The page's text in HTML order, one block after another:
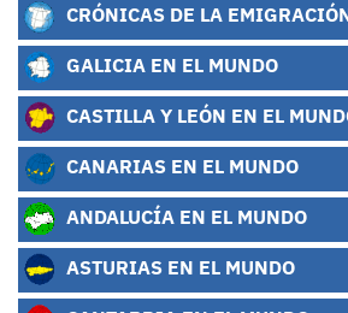
CRÓNICAS DE LA
GALICIA EN EL MUNDO
CASTILLA Y LEÓN EN EL
CANARIAS EN EL MUNDO
ANDALUCÍA EN EL MUNDO
ASTURIAS EN EL MUNDO